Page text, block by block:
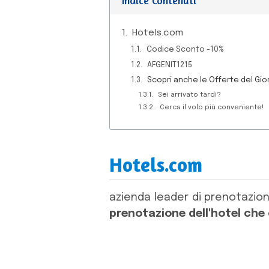
Hotels.com
Codice Sconto -10%
AFGENIT1215
Scopri anche le Offerte del
Sei arrivato tardi?
Cerca il volo più conveniente!
Hotels.com
azienda leader di
prenotazione dell'hotel che